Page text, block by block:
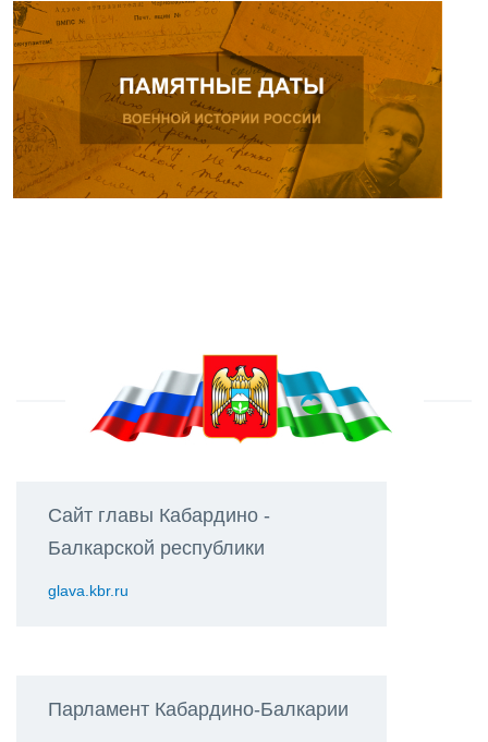
Сайт главы Кабардино -
Балкарской республики
glava.kbr.ru
Парламент Кабардино-Балкарии